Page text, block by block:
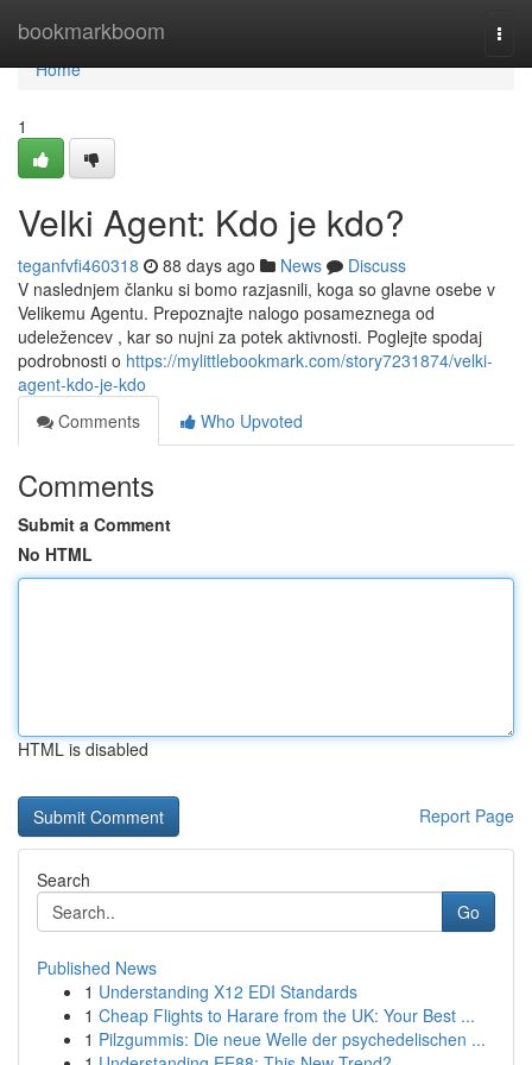
bookmarkboom
Home
Home
1
Velki Agent: Kdo je kdo?
teganfvfi460318 88 days ago News
Discuss
V naslednjem članku si bomo razjasnili, koga so glavne osebe v
Velikemu Agentu. Prepoznajte nalogo posameznega od
udeležencev , kar so nujni za potek aktivnosti. Poglejte spodaj
podrobnosti o https://mylittlebookmark.com/story7231874/velki-
agent-kdo-je-kdo
Comments
Who Upvoted
Comments
Submit a Comment
No HTML
HTML is disabled
Report Page
Search
Go
Published News
1 Understanding X12 EDI Standards
1 Cheap Flights to Harare from the UK: Your Best ...
1 Pilzgummis: Die neue Welle der psychedelischen ...